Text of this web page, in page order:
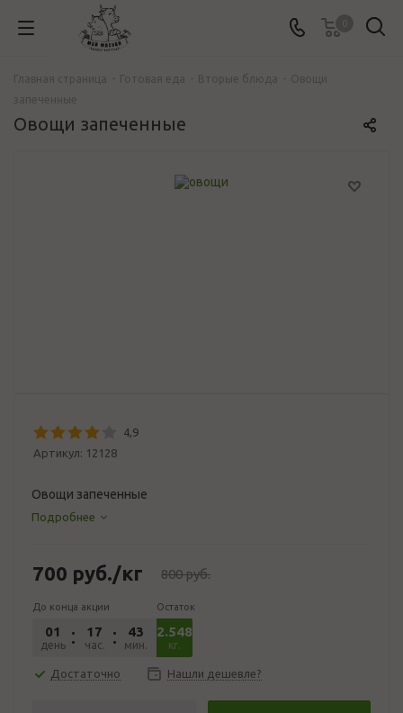
Овощи запеченные
4,9
Артикул: 12128
Овощи запеченные
Подробнее
700 руб./кг 800руб.
До конца акции
01
день
17
час.
43
мин.
30
сек.
Остаток
2.548
кг.
Достаточно Нашли дешевле?